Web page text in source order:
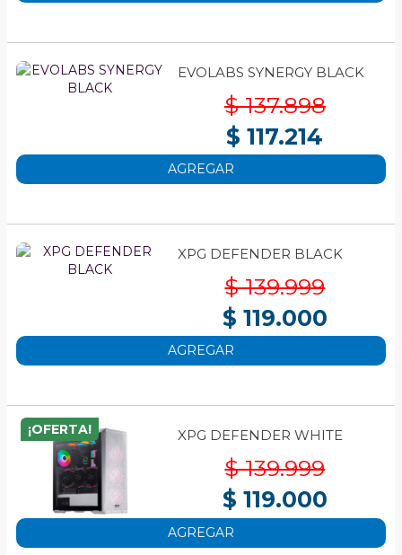
EVOLABS SYNERGY BLACK
$ 137.898
$ 117.214
AGREGAR
XPG DEFENDER BLACK
$ 139.999
$ 119.000
AGREGAR
¡OFERTA! XPG DEFENDER WHITE
$ 139.999
$ 119.000
AGREGAR